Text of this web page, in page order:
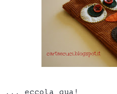
... eccola qua!